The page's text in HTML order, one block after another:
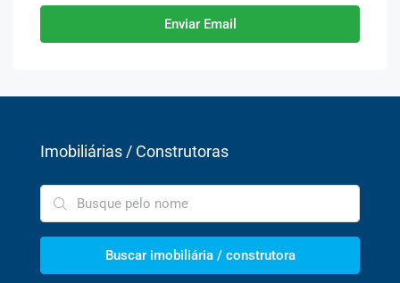
Enviar Email
Imobiliárias / Construtoras
Buscar imobiliária / construtora